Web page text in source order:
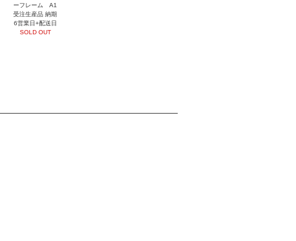
ーフレーム A1
受注生産品 納期
6営業日+配送日
SOLD OUT